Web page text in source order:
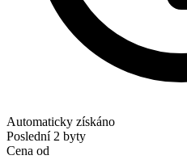
Automaticky získáno
Poslední 2 byty
Cena od